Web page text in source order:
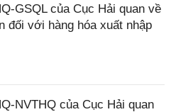
GSQL của Cục Hải quan về
đối với hàng hóa xuất nhập
NVTHQ của Cục Hải quan